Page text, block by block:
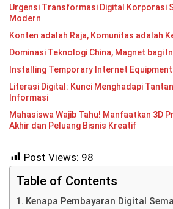
Urgensi Transformasi Digital Korporasi
Modern
Konten adalah Raja, Komunitas adalah
Dominasi Teknologi China, Magnet bagi
Installing Temporary Internet Equipment
Literasi Digital: Kunci Menghadapi
Informasi
Mahasiswa Wajib Tahu! Manfaatkan 3D
Akhir dan Peluang Bisnis Kreatif
Post Views: 98
Table of Contents
Kenapa Pembayaran Digital